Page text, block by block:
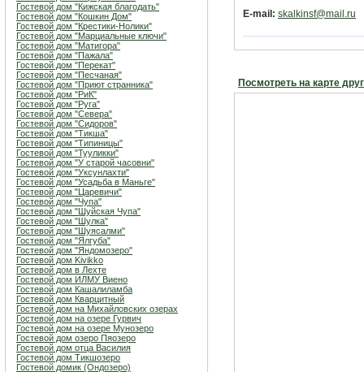
Гостевой дом "Кижская благодать"
Гостевой дом "Кошкин Дом"
Гостевой дом "Крестики-Нолики"
Гостевой дом "Марциальные ключи"
Гостевой дом "Матигора"
Гостевой дом "Пажала"
Гостевой дом "Перекат"
Гостевой дом "Песчаная"
Гостевой дом "Приют странника"
Гостевой дом "РиК"
Гостевой дом "Руга"
Гостевой дом "Севера"
Гостевой дом "Сидоров"
Гостевой дом "Тикша"
Гостевой дом "Типиницы"
Гостевой дом "Тууликки"
Гостевой дом "У старой часовни"
Гостевой дом "Уксунлахти"
Гостевой дом "Усадьба в Маньге"
Гостевой дом "Царевичи"
Гостевой дом "Чупа"
Гостевой дом "Шуйская Чупа"
Гостевой дом "Шулка"
Гостевой дом "Шуясалми"
Гостевой дом "Ялгуба"
Гостевой дом "Яндомозеро"
Гостевой дом Kivikko
Гостевой дом в Лехте
Гостевой дом ИЛМУ Виено
Гостевой дом Кашалиламба
Гостевой дом Кварцитный
Гостевой дом на Михайловских озерах
Гостевой дом на озере Гурвич
Гостевой дом на озере Мунозеро
Гостевой дом озеро Пяозеро
Гостевой дом отца Василия
Гостевой дом Тикшозеро
Гостевой домик (Ондозеро)
E-mail: skalkinsf@mail.ru
Посмотреть на карте